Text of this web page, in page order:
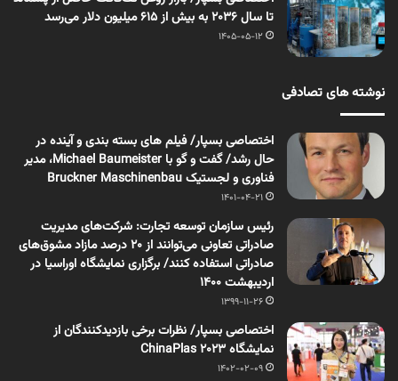
تا سال ۲۰۳۶ به بیش از ۶۱۵ میلیون دلار می‌رسد
1405-05-12
نوشته های تصادفی
اختصاصی بسپار/ فیلم های بسته بندی و آینده در
حال رشد/ گفت و گو با Michael Baumeister، مدیر
فناوری و لجستیک Bruckner Maschinenbau
1401-04-21
رئیس سازمان توسعه تجارت: شرکت‌های مدیریت
صادراتی تعاونی می‌توانند از ۲۰ درصد مازاد مشوق‌های
صادراتی استفاده کنند/ برگزاری نمایشگاه اوراسیا در
اردیبهشت 1400
1399-11-26
اختصاصی بسپار/ نظرات برخی بازدیدکنندگان از
نمایشگاه ChinaPlas 2023
1402-02-09